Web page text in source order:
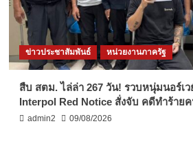
ข่าวประชาสัมพันธ์ หน่วยงานภาครัฐ
สืบ สตม. ไล่ล่า 267 วัน! รวบหนุ่มนอร์เ
Interpol Red Notice สั่งจับ คดีทำร้าย
admin2 09/08/2026